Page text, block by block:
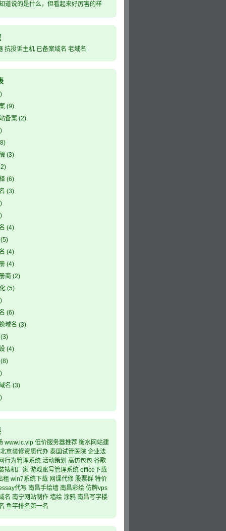
道说的是什么，但看起来好厉害的样
抗投诉主机 已备案域名 老域名
(9)
备案 (2)
(3)
(6)
(3)
(4)
(4)
(4)
商 (2)
(5)
(6)
域名 (3)
(4)
名 (3)
www.ic.vip 低价服务器推荐 衡水网站建
北京装修资质代办 泰国试管医院 企业法
行为管理系统 活动策划 高仿包包 谷歌
裱机厂家 游戏账号管理系统 office下载
租 win7系统下载 网课代修 股票群 特价
代写 南昌手绘墙 南昌彩绘 仿牌vps
名 南宁网站制作 墙绘 涂鸦 南昌写字楼
鱼竿排名第一名